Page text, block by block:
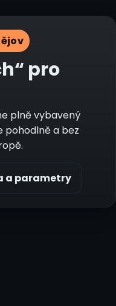
pro
plně vybavený
pohodlně a bez
a parametry